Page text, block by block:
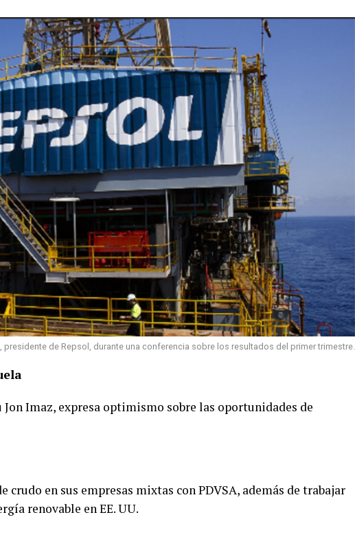
presidente de Repsol, durante una conferencia sobre los resultados del primer trimestre.
Imaz, expresa optimismo sobre las oportunidades de
crudo en sus empresas mixtas con PDVSA, además de trabajar
renovable en EE. UU.